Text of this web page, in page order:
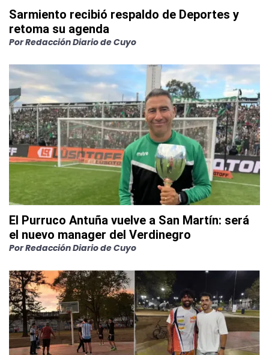
Sarmiento recibió respaldo de Deportes y
retoma su agenda
PorRedacción Diario de Cuyo
El Purruco Antuña vuelve a San Martín: será
el nuevo manager del Verdinegro
PorRedacción Diario de Cuyo